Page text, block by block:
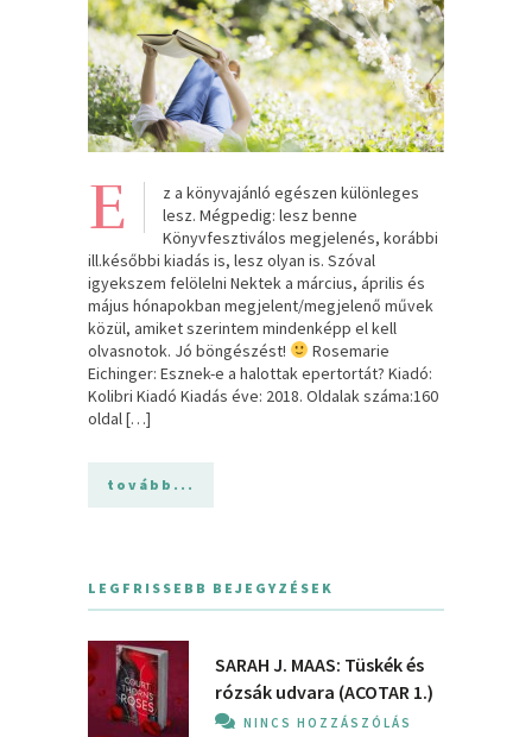
E
z a könyvajánló egészen különleges
lesz. Mégpedig: lesz benne
Könyvfesztiválos megjelenés, korábbi
ill.későbbi kiadás is, lesz olyan is. Szóval
igyekszem felölelni Nektek a március, április és
május hónapokban megjelent/megjelenő művek
közül, amiket szerintem mindenképp el kell
olvasnotok. Jó böngészést!
Rosemarie
Eichinger: Esznek-e ​a halottak epertortát? Kiadó:
Kolibri Kiadó Kiadás éve: 2018. Oldalak száma:160
oldal […]
tovább...
LEGFRISSEBB BEJEGYZÉSEK
SARAH J. MAAS: Tüskék és
rózsák udvara (ACOTAR 1.)
NINCS HOZZÁSZÓLÁS